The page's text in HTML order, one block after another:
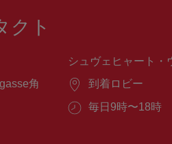
クト
角
シュヴェヒャート・
場
到着ロビー
営
毎日9時〜18時